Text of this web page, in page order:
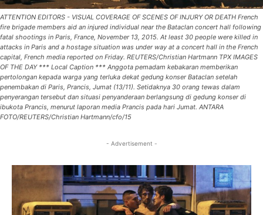
ATTENTION EDITORS - VISUAL COVERAGE OF SCENES OF INJURY OR DEATH French
fire brigade members aid an injured individual near the Bataclan concert hall following
fatal shootings in Paris, France, November 13, 2015. At least 30 people were killed in
attacks in Paris and a hostage situation was under way at a concert hall in the French
capital, French media reported on Friday. REUTERS/Christian Hartmann TPX IMAGES
OF THE DAY *** Local Caption *** Anggota pemadam kebakaran memberikan
pertolongan kepada warga yang terluka dekat gedung konser Bataclan setelah
penembakan di Paris, Prancis, Jumat (13/11). Setidaknya 30 orang tewas dalam
penyerangan tersebut dan situasi penyanderaan berlangsung di gedung konser di
ibukota Prancis, menurut laporan media Prancis pada hari Jumat. ANTARA
FOTO/REUTERS/Christian Hartmann/cfo/15
- Advertisement -